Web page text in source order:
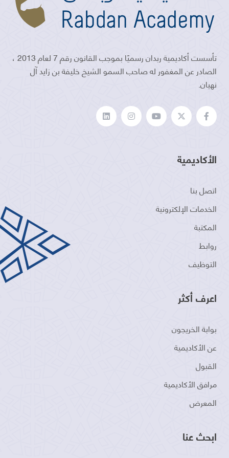
تأسست أكاديمية ربدان رسميًا بموجب القانون رقم 7 لعام 2013 ،
الصادر عن المغفور له صاحب السمو الشيخ خليفة بن زايد آل
نهيان.
الأكاديمية
اتصل بنا
الخدمات الإلكترونية
المكتبة
روابط
التوظيف
اعرف أكثر
بوابة الخريجون
عن الأكاديمية
القبول
مرافق الأكاديمية
المعرض
ابحث عنا